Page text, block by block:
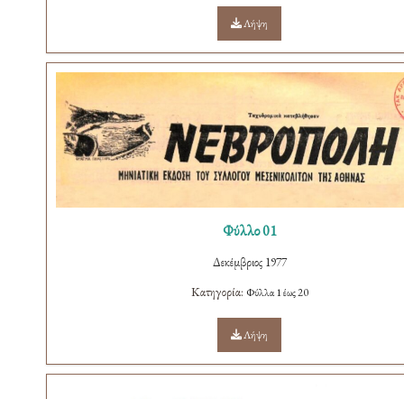
Λήψη
Φύλλο 01
Δεκέμβριος 1977
Κατηγορία: Φύλλα 1 έως 20
Λήψη